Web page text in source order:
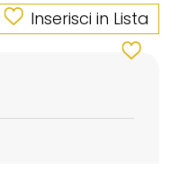
Inserisci in Lista